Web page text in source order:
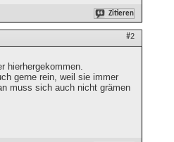
Zitieren
#2
hierhergekommen.
gerne rein, weil sie immer
muss sich auch nicht grämen